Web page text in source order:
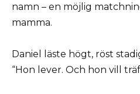
namn – en möjlig
mamma.
Daniel läste högt, röst
“Hon lever. Och hon vill